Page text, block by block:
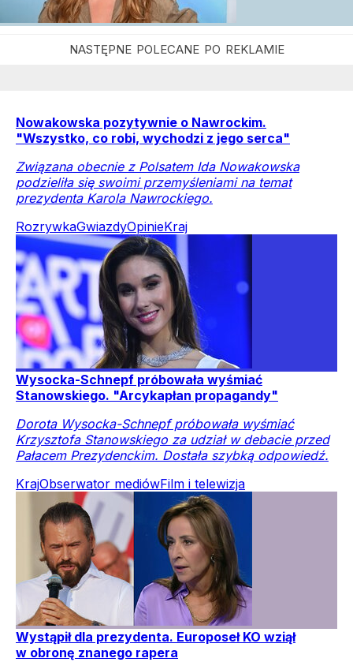
Nowakowska pozytywnie o Nawrockim.
"Wszystko, co robi, wychodzi z jego serca"
Związana obecnie z Polsatem Ida Nowakowska
podzieliła się swoimi przemyśleniami na temat
prezydenta Karola Nawrockiego.
RozrywkaGwiazdyOpinieKraj
Wysocka-Schnepf próbowała wyśmiać
Stanowskiego. "Arcykapłan propagandy"
Dorota Wysocka-Schnepf próbowała wyśmiać
Krzysztofa Stanowskiego za udział w debacie przed
Pałacem Prezydenckim. Dostała szybką odpowiedź.
KrajObserwator mediówFilm i telewizja
Wystąpił dla prezydenta. Europoseł KO wziął
w obronę znanego rapera